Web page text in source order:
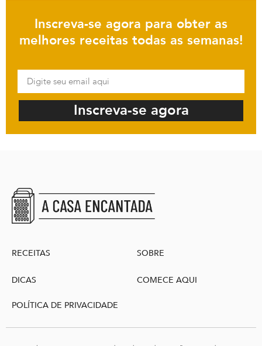
Inscreva-se agora para obter as
melhores receitas todas as semanas!
Inscreva-se agora
RECEITAS
DICAS
SOBRE
COMECE AQUI
POLÍTICA DE PRIVACIDADE